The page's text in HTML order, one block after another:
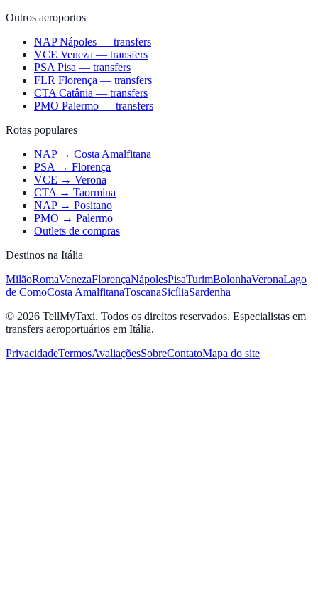
Outros aeroportos
NAP Nápoles — transfers
VCE Veneza — transfers
PSA Pisa — transfers
FLR Florença — transfers
CTA Catânia — transfers
PMO Palermo — transfers
Rotas populares
NAP → Costa Amalfitana
PSA → Florença
VCE → Verona
CTA → Taormina
NAP → Positano
PMO → Palermo
Outlets de compras
Destinos na Itália
MilãoRomaVenezaFlorençaNápolesPisaTurimBolonhaVeronaLago
de ComoCosta AmalfitanaToscanaSicíliaSardenha
© 2026 TellMyTaxi. Todos os direitos reservados. Especialistas em
transfers aeroportuários em Itália.
PrivacidadeTermosAvaliaçõesSobreContatoMapa do site